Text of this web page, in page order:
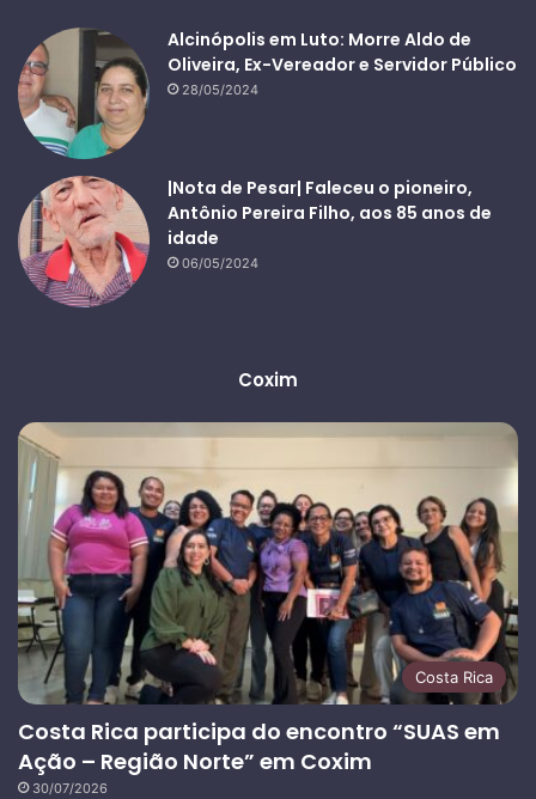
Alcinópolis em Luto: Morre Aldo de
Oliveira, Ex-Vereador e Servidor Público
28/05/2024
|Nota de Pesar| Faleceu o pioneiro,
Antônio Pereira Filho, aos 85 anos de
idade
06/05/2024
Coxim
Costa Rica
Costa Rica participa do encontro “SUAS em
Ação – Região Norte” em Coxim
30/07/2026